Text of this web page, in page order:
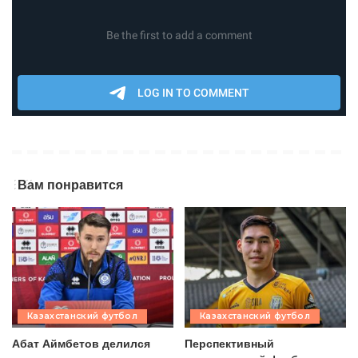
Вам понравится
Казахстанский футбол
Абат Аймбетов делился
Казахстанский футбол
Перспективный